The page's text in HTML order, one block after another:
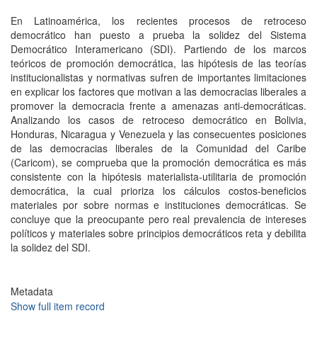
En Latinoamérica, los recientes procesos de retroceso
democrático han puesto a prueba la solidez del Sistema
Democrático Interamericano (SDI). Partiendo de los marcos
teóricos de promoción democrática, las hipótesis de las teorías
institucio­nalistas y normativas sufren de importantes limitaciones
en explicar los factores que motivan a las democracias liberales a
promover la democracia frente a amena­zas anti-democráticas.
Analizando los casos de retroceso democrático en Bolivia,
Honduras, Nicaragua y Venezuela y las consecuentes posiciones
de las democra­cias liberales de la Comunidad del Caribe
(Caricom), se comprueba que la promo­ción democrática es más
consistente con la hipótesis materialista-utilitaria de pro­moción
democrática, la cual prioriza los cálculos costos-beneficios
materiales por sobre normas e instituciones democráticas. Se
concluye que la preocupante pero real prevalencia de intereses
políticos y materiales sobre principios democráticos reta y debilita
la solidez del SDI.
Metadata
Show full item record